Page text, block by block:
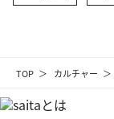
TOP カルチャー